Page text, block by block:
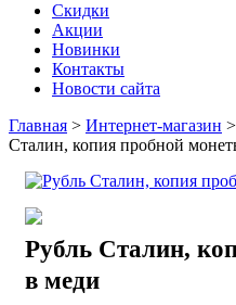
Скидки
Акции
Новинки
Контакты
Новости сайта
Главная > Интернет-магазин >
Сталин, копия пробной
Рубль Сталин,
в меди